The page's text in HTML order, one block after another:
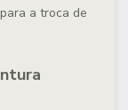
a troca de